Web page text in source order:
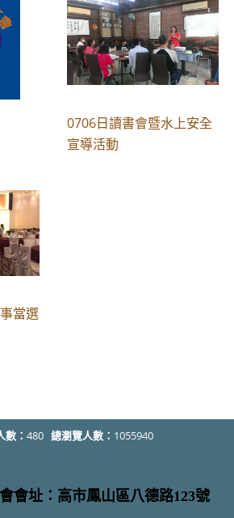
0706日讀書會暨水上安全
宣導活動
當選
數： 480 總瀏覽人數： 1055940
會址：高市鳳山區八德路123號